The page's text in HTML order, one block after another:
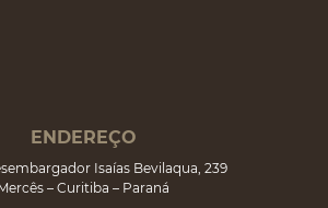
ENDEREÇO
Isaías Bevilaqua, 239
– Curitiba – Paraná